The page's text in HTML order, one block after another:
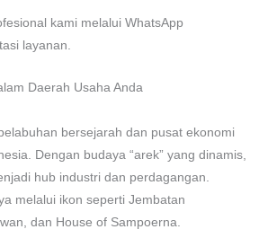
kami melalui WhatsApp
layanan.
Daerah Usaha Anda
bersejarah dan pusat ekonomi
Dengan budaya “arek” yang dinamis,
hub industri dan perdagangan.
melalui ikon seperti Jembatan
dan House of Sampoerna.